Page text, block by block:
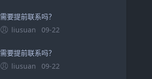
需要提前联系吗？
liusuan
09-22
需要提前联系吗？
liusuan
09-22